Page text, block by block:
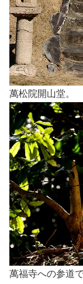
萬松院開山堂。
萬福寺への参道